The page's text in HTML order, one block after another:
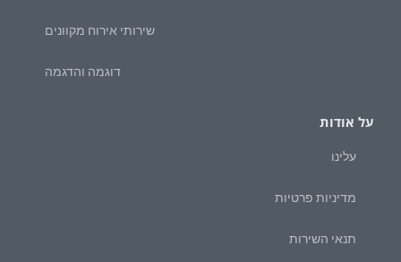
שירותי אירוח מקוונים
דוגמה והדגמה
על אודות
עלינו
מדיניות פרטיות
תנאי השירות